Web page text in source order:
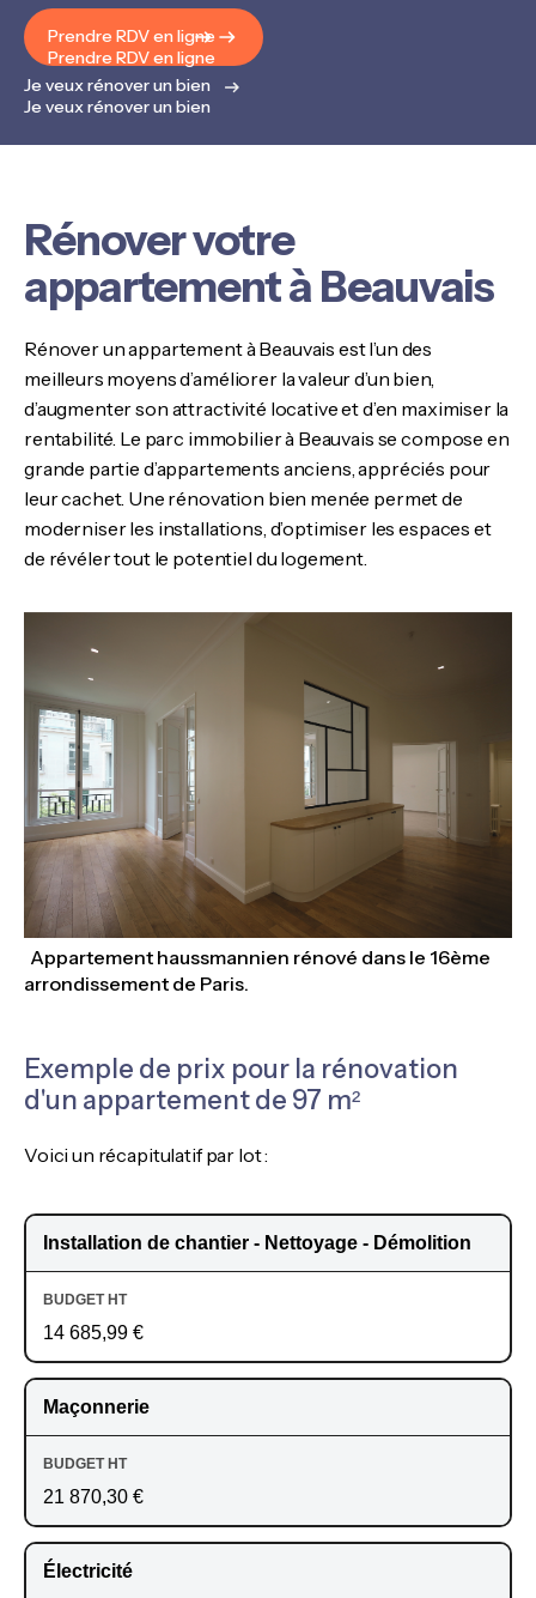
Prendre RDV en ligne
Prendre RDV en ligne
Je veux rénover un bien
Je veux rénover un bien
Rénover votre
appartement à Beauvais
Rénover un appartement à Beauvais est l’un des
meilleurs moyens d’améliorer la valeur d’un bien,
d’augmenter son attractivité locative et d’en maximiser la
rentabilité. Le parc immobilier à Beauvais se compose en
grande partie d’appartements anciens, appréciés pour
leur cachet. Une rénovation bien menée permet de
moderniser les installations, d’optimiser les espaces et
de révéler tout le potentiel du logement.
Appartement haussmannien rénové dans le 16ème
arrondissement de Paris.
Exemple de prix pour la rénovation
d'un appartement de 97 m²
Voici un récapitulatif par lot :
Installation de chantier - Nettoyage - Démolition
14 685,99 €
Maçonnerie
21 870,30 €
Électricité